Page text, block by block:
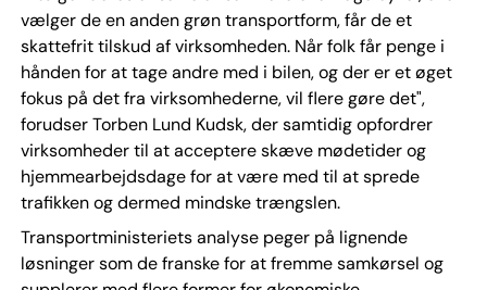
vælger de en anden grøn transportform, får de et
skattefrit tilskud af virksomheden. Når folk får penge i
hånden for at tage andre med i bilen, og der er et øget
fokus på det fra virksomhederne, vil flere gøre det",
forudser Torben Lund Kudsk, der samtidig opfordrer
virksomheder til at acceptere skæve mødetider og
hjemmearbejdsdage for at være med til at sprede
trafikken og dermed mindske trængslen.
Transportministeriets analyse peger på lignende
løsninger som de franske for at fremme samkørsel og